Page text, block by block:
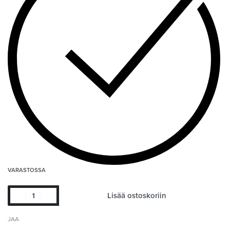
VARASTOSSA
Lisää ostoskoriin
JAA